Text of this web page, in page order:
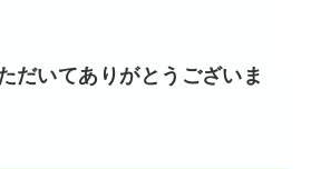
だいてありがとうございま